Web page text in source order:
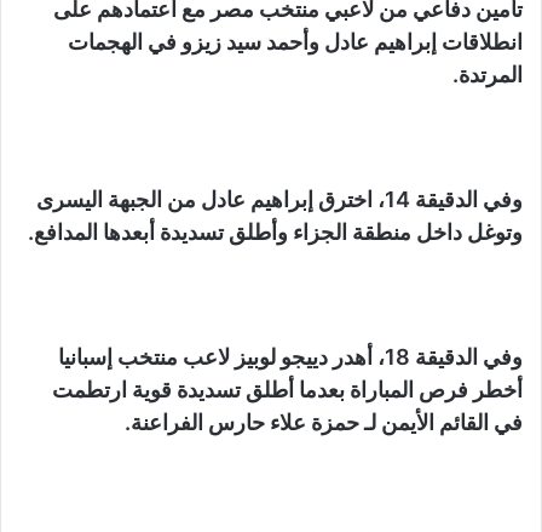
تأمين دفاعي من لاعبي منتخب مصر مع اعتمادهم على
انطلاقات إبراهيم عادل وأحمد سيد زيزو في الهجمات
المرتدة.
وفي الدقيقة 14، اخترق إبراهيم عادل من الجبهة اليسرى
وتوغل داخل منطقة الجزاء وأطلق تسديدة أبعدها المدافع.
وفي الدقيقة 18، أهدر دييجو لوبيز لاعب منتخب إسبانيا
أخطر فرص المباراة بعدما أطلق تسديدة قوية ارتطمت
في القائم الأيمن لـ حمزة علاء حارس الفراعنة.